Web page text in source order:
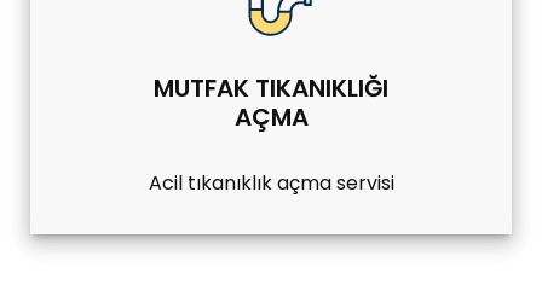
MUTFAK TIKANIKLIĞI
AÇMA
Acil tıkanıklık açma servisi